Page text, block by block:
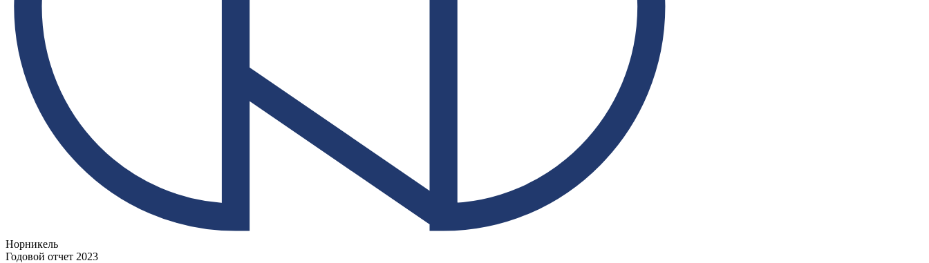
Норникель
Годовой отчет 2023